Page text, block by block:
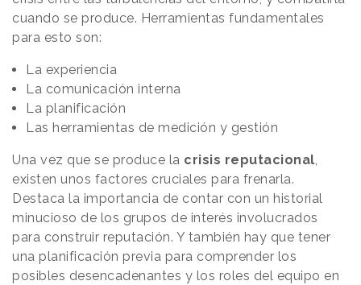
cuando se produce. Herramientas fundamentales
para esto son:
La experiencia
La comunicación interna
La planificación
Las herramientas de medición y gestión
Una vez que se produce la crisis reputacional,
existen unos factores cruciales para frenarla.
Destaca la importancia de contar con un historial
minucioso de los grupos de interés involucrados
para construir reputación. Y también hay que tener
una planificación previa para comprender los
posibles desencadenantes y los roles del equipo en